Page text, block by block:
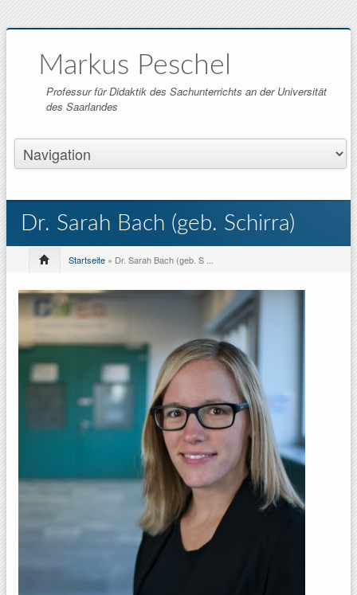
Markus Peschel
Professur für Didaktik des Sachunterrichts an der Universität
des Saarlandes
Dr. Sarah Bach (geb. Schirra)
Startseite » Dr. Sarah Bach (geb. S ...